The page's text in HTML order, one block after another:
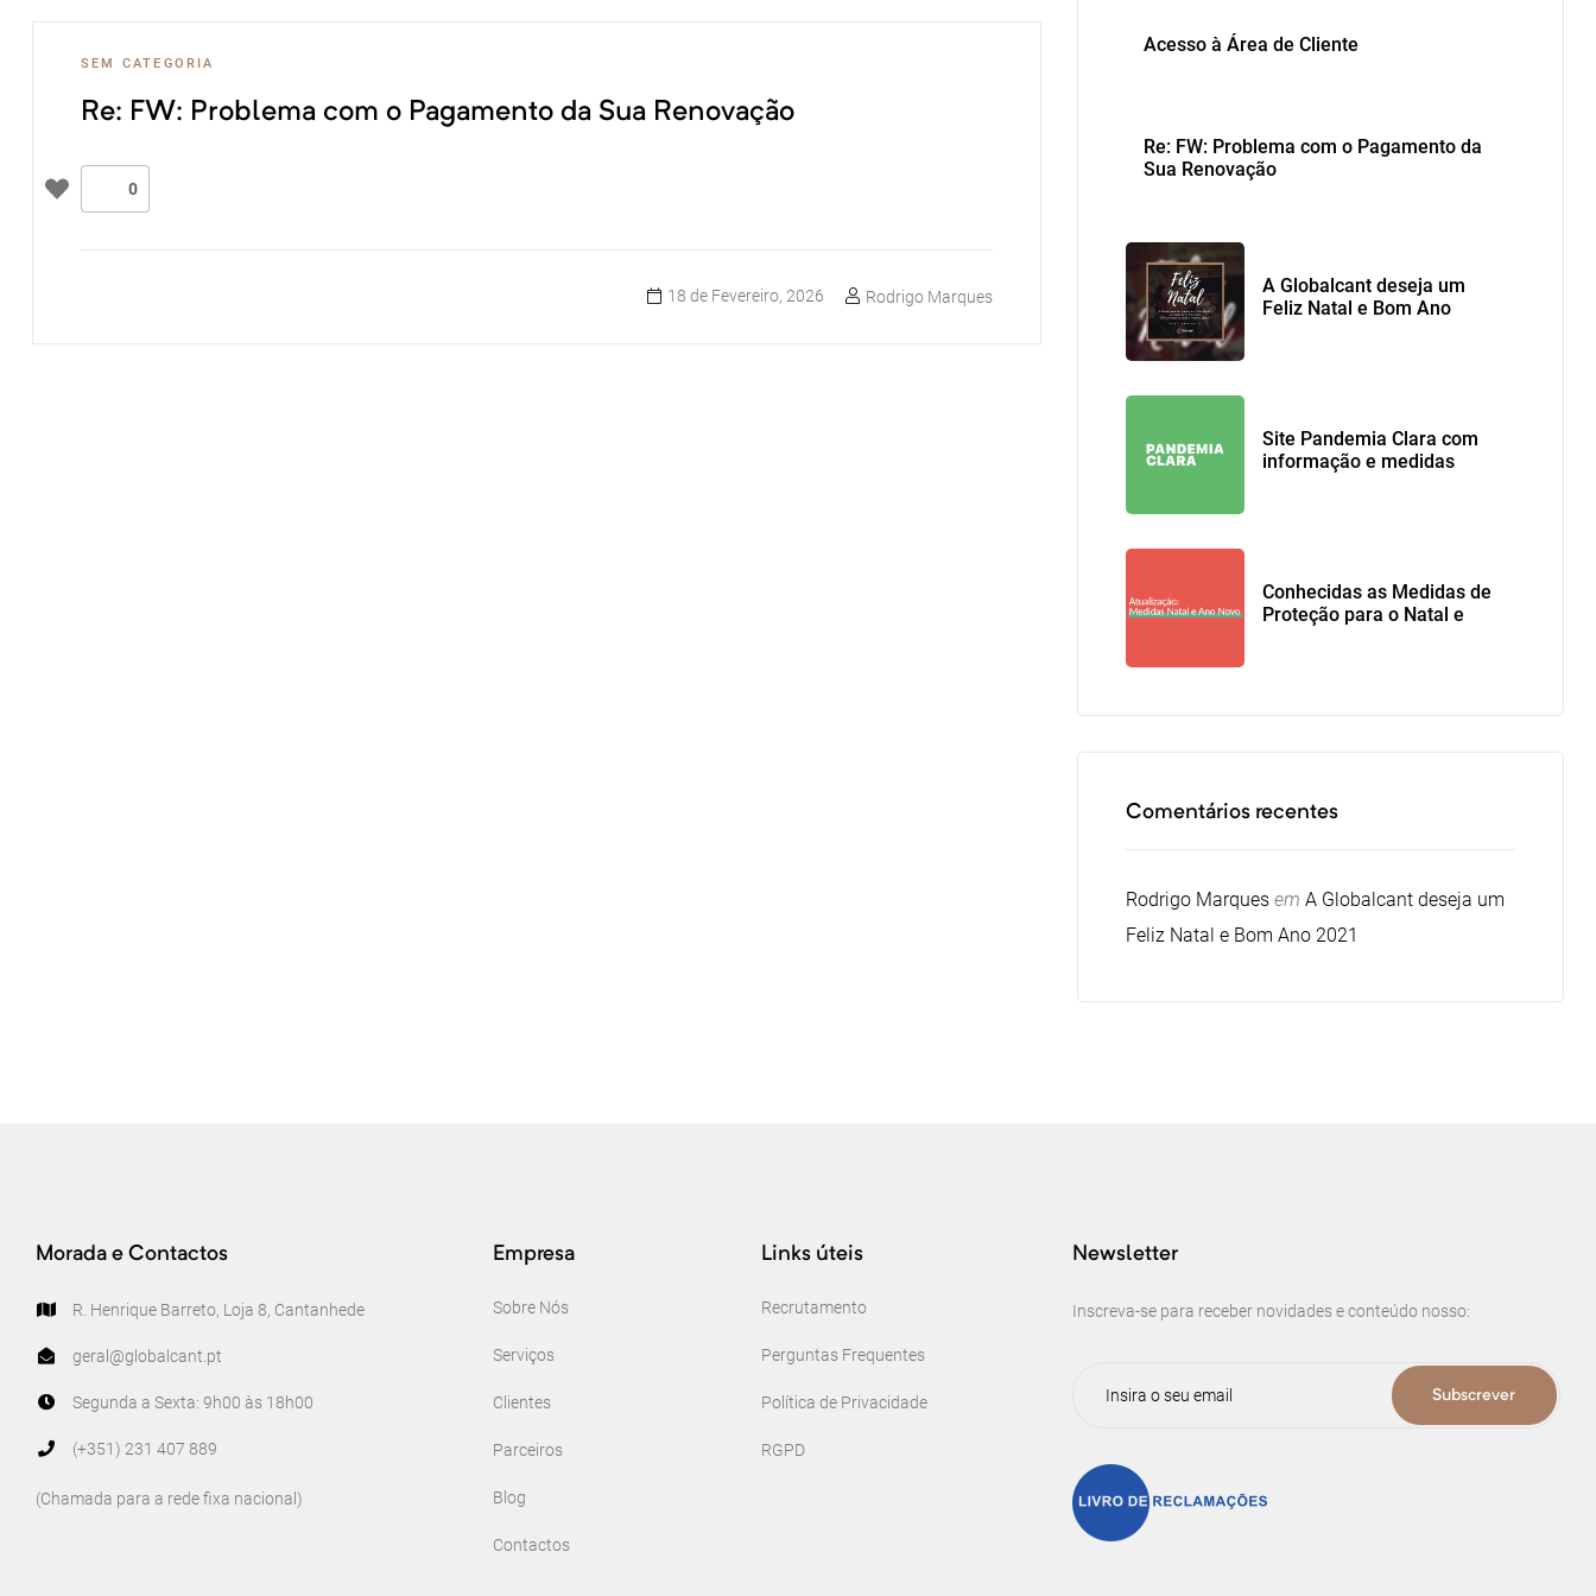
SEM CATEGORIA
Re: FW: Problema com o Pagamento da Sua Renovação
0
18 de Fevereiro, 2026 Rodrigo Marques
Acesso à Área de Cliente
Re: FW: Problema com o Pagamento da
Sua Renovação
A Globalcant deseja um
Feliz Natal e Bom Ano
Site Pandemia Clara com
informação e medidas
Conhecidas as Medidas de
Proteção para o Natal e
Comentários recentes
Rodrigo Marques em A Globalcant deseja um
Feliz Natal e Bom Ano 2021
Morada e Contactos
R. Henrique Barreto, Loja 8, Cantanhede
geral@globalcant.pt
Segunda a Sexta: 9h00 às 18h00
(+351) 231 407 889
(Chamada para a rede fixa nacional)
Empresa
Sobre Nós
Serviços
Clientes
Parceiros
Blog
Contactos
Links úteis
Recrutamento
Perguntas Frequentes
Política de Privacidade
RGPD
Newsletter
Inscreva-se para receber novidades e conteúdo nosso:
Subscrever